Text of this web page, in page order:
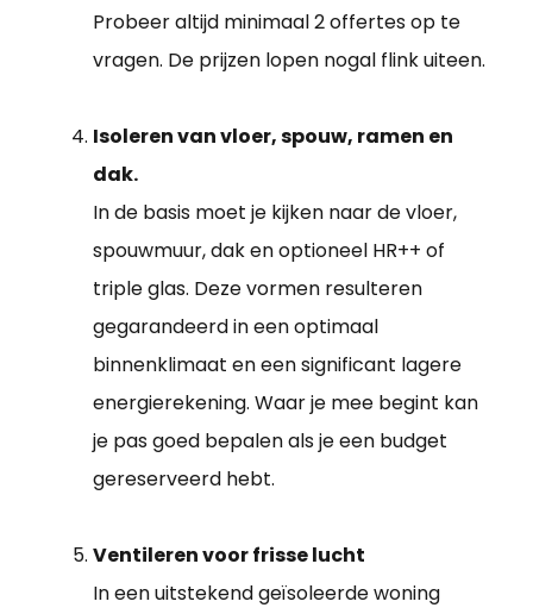
Probeer altijd minimaal 2 offertes op te
vragen. De prijzen lopen nogal flink uiteen.
Isoleren van vloer, spouw, ramen en
dak.
In de basis moet je kijken naar de vloer,
spouwmuur, dak en optioneel HR++ of
triple glas. Deze vormen resulteren
gegarandeerd in een optimaal
binnenklimaat en een significant lagere
energierekening. Waar je mee begint kan
je pas goed bepalen als je een budget
gereserveerd hebt.
Ventileren voor frisse lucht
In een uitstekend geïsoleerde woning